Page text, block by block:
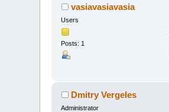
vasiavasiavasia
Users
Posts: 1
Dmitry Vergeles
Administrator